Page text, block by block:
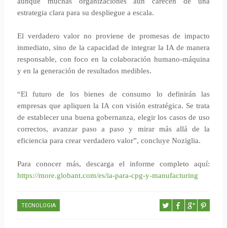
estrategia clara para su despliegue a escala.
El verdadero valor no proviene de promesas de impacto
inmediato, sino de la capacidad de integrar la IA de manera
responsable, con foco en la colaboración humano-máquina
y en la generación de resultados medibles.
“El futuro de los bienes de consumo lo definirán las
empresas que apliquen la IA con visión estratégica. Se trata
de establecer una buena gobernanza, elegir los casos de uso
correctos, avanzar paso a paso y mirar más allá de la
eficiencia para crear verdadero valor”, concluye Noziglia.
Para conocer más, descarga el informe completo aquí:
https://more.globant.com/es/ia-para-cpg-y-manufacturing
TECNOLOGIA